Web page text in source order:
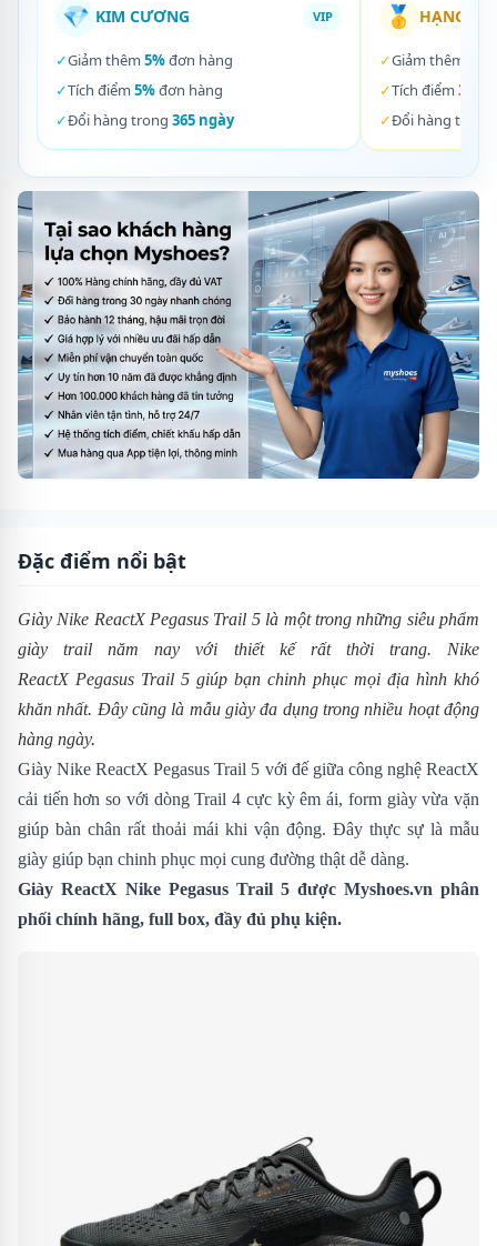
💎 KIM CƯƠNG VIP
✓Giảm thêm 5%đơn hàng
✓Tích điểm 5%đơn hàng
✓Đổi hàng trong 365 ngày
🥇 HẠNG
✓Giảm thêm
✓Tích điểm 3%
✓Đổi hàng trong
Đặc điểm nổi bật
Giày Nike ReactX Pegasus Trail 5 là một trong những siêu phẩm
giày trail năm nay với thiết kế rất thời trang. Nike
ReactX Pegasus Trail 5 giúp bạn chinh phục mọi địa hình khó
khăn nhất. Đây cũng là mẫu giày đa dụng trong nhiều hoạt động
hàng ngày.
Giày Nike ReactX Pegasus Trail 5 với đế giữa công nghệ ReactX
cải tiến hơn so với dòng Trail 4 cực kỳ êm ái, form giày vừa vặn
giúp bàn chân rất thoải mái khi vận động. Đây thực sự là mẫu
giày giúp bạn chinh phục mọi cung đường thật dễ dàng.
Giày ReactX Nike Pegasus Trail 5 được Myshoes.vn phân
phối chính hãng, full box, đầy đủ phụ kiện.